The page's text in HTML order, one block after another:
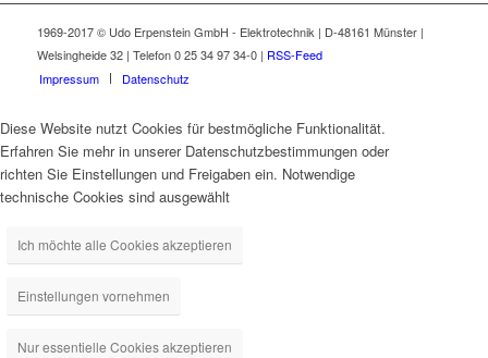
1969-2017 © Udo Erpenstein GmbH - Elektrotechnik | D-48161 Münster |
Welsingheide 32 | Telefon 0 25 34 97 34-0 | RSS-Feed
Impressum
Datenschutz
Diese Website nutzt Cookies für bestmögliche Funktionalität.
Erfahren Sie mehr in unserer Datenschutzbestimmungen oder
richten Sie Einstellungen und Freigaben ein. Notwendige
technische Cookies sind ausgewählt
Ich möchte alle Cookies akzeptieren
Einstellungen vornehmen
Nur essentielle Cookies akzeptieren